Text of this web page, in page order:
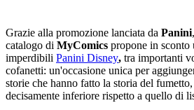
Grazie alla promozione lanciata da Panini
catalogo di MyComics propone in sconto
imperdibili Panini Disney, tra importanti
cofanetti: un'occasione unica per
storie che hanno fatto la storia del
decisamente inferiore rispetto a quello di